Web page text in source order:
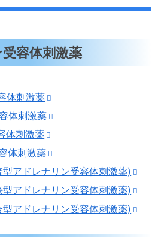
容体刺激薬
体刺激薬
体刺激薬
体刺激薬
体刺激薬
型アドレナリン受容体刺激薬)
アドレナリン受容体刺激薬)
アドレナリン受容体刺激薬)